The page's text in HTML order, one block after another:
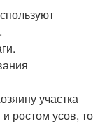
участка
ростом усов, то